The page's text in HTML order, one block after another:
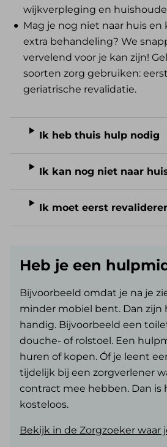
wijkverpleging en
Mag je nog niet naar huis en
extra behandeling? We
vervelend voor je kan zijn!
soorten zorg gebruiken:
geriatrische revalidatie.
Ik heb thuis hulp nodig
Ik kan nog niet naar
Ik moet eerst
Heb je een
Bijvoorbeeld omdat je na je
minder mobiel bent. Dan
handig. Bijvoorbeeld een
douche- of rolstoel. Een
huren of kopen. Óf je leent
tijdelijk bij een zorgverlener
contract mee hebben. Dan is
kosteloos.
Bekijk in de Zorgzoeker